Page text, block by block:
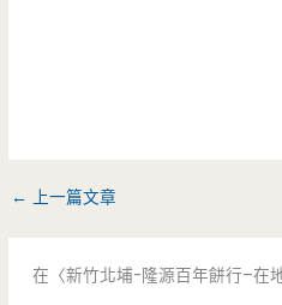
← 上一篇文章
在〈新竹北埔-隆源百年餅行–在